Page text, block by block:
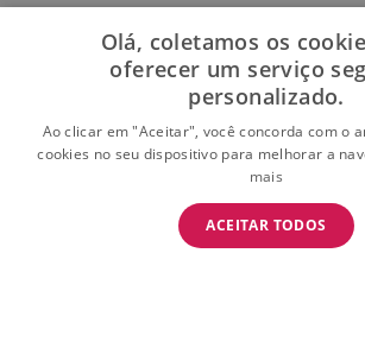
BAIXE O APP
E garanta 15% OFF na primeira
Olá, coletamos os
oferecer um serviço
personalizado.
Ao clicar em "Aceitar", você concorda com o
cookies no seu dispositivo para melhorar a
mais
ACEITAR TODOS